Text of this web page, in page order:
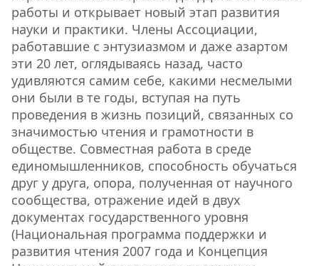
работы и открывает новый этап развития
науки и практики. Члены Ассоциации,
работавшие с энтузиазмом и даже азартом
эти 20 лет, оглядываясь назад, часто
удивляются самим себе, какими несмелыми
они были в те годы, вступая на путь
проведения в жизнь позиций, связанных со
значимостью чтения и грамотности в
обществе. Совместная работа в среде
единомышленников, способность обучаться
друг у друга, опора, полученная от научного
сообщества, отражение идей в двух
документах государственного уровня
(Национальная программа поддержки и
развития чтения 2007 года и Концепция